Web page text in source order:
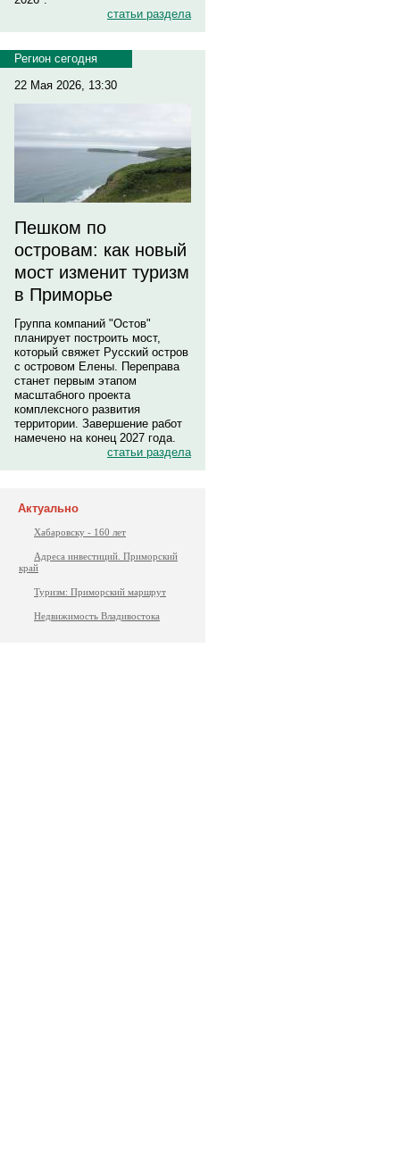
статьи раздела
Регион сегодня
22 Мая 2026, 13:30
Пешком по
островам: как новый
мост изменит туризм
в Приморье
Группа компаний "Остов"
планирует построить мост,
который свяжет Русский остров
с островом Елены. Переправа
станет первым этапом
масштабного проекта
комплексного развития
территории. Завершение работ
намечено на конец 2027 года.
статьи раздела
Актуально
Хабаровску - 160 лет
Адреса инвестиций. Приморский
край
Туризм: Приморский маршрут
Недвижимость Владивостока